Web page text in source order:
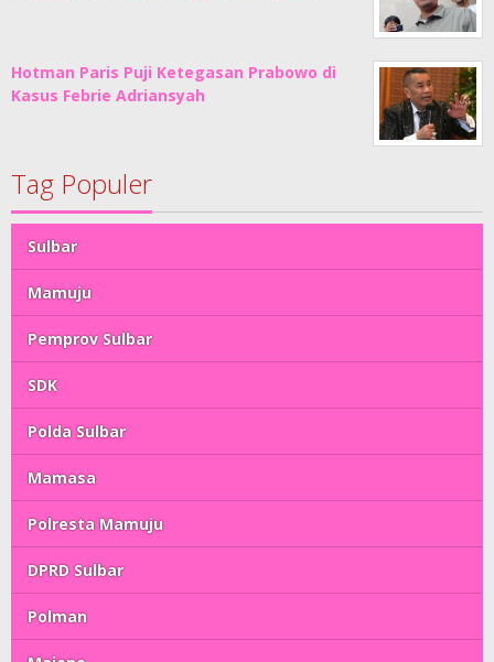
Hotman Paris Puji Ketegasan Prabowo di
Kasus Febrie Adriansyah
Tag Populer
Sulbar
Mamuju
Pemprov Sulbar
SDK
Polda Sulbar
Mamasa
Polresta Mamuju
DPRD Sulbar
Polman